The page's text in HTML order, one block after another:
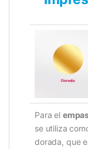
Para el
se utiliza
dorada, que